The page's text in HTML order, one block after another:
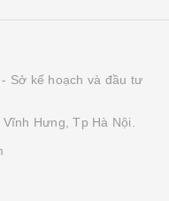
Sở kế hoạch và đầu tư
Hưng, Tp Hà Nội.